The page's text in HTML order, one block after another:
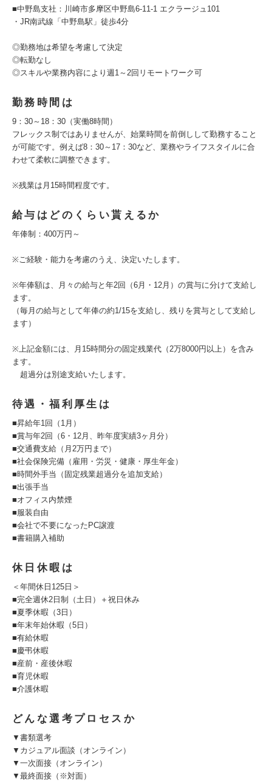
■中野島支社：川崎市多摩区中野島6-11-1 エクラージュ101
・JR南武線「中野島駅」徒歩4分
◎勤務地は希望を考慮して決定
◎転勤なし
◎スキルや業務内容により週1～2回リモートワーク可
勤務時間は
9：30～18：30（実働8時間）
フレックス制ではありませんが、始業時間を前倒しして勤務すること
が可能です。例えば8：30～17：30など、業務やライフスタイルに合
わせて柔軟に調整できます。
※残業は月15時間程度です。
給与はどのくらい貰えるか
年俸制：400万円～
※ご経験・能力を考慮のうえ、決定いたします。
※年俸額は、月々の給与と年2回（6月・12月）の賞与に分けて支給し
ます。
（毎月の給与として年俸の約1/15を支給し、残りを賞与として支給し
ます）
※上記金額には、月15時間分の固定残業代（2万8000円以上）を含み
ます。
超過分は別途支給いたします。
待遇・福利厚生は
■昇給年1回（1月）
■賞与年2回（6・12月、昨年度実績3ヶ月分）
■交通費支給（月2万円まで）
■社会保険完備（雇用・労災・健康・厚生年金）
■時間外手当（固定残業超過分を追加支給）
■出張手当
■オフィス内禁煙
■服装自由
■会社で不要になったPC譲渡
■書籍購入補助
休日休暇は
＜年間休日125日＞
■完全週休2日制（土日）＋祝日休み
■夏季休暇（3日）
■年末年始休暇（5日）
■有給休暇
■慶弔休暇
■産前・産後休暇
■育児休暇
■介護休暇
どんな選考プロセスか
▼書類選考
▼カジュアル面談（オンライン）
▼一次面接（オンライン）
▼最終面接（※対面）